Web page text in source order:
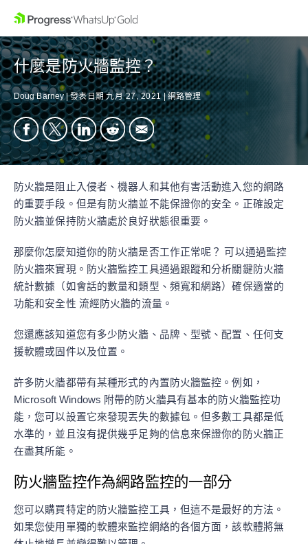
什麼是防火牆監控？
Doug Barney |發表日期 九月 27, 2021 |網路管理
防火牆是阻止入侵者、機器人和其他有害活動進入您的網路
的重要手段。但是有防火牆並不能保證你的安全。正確設定
防火牆並保持防火牆處於良好狀態很重要。
那麼你怎麼知道你的防火牆是否工作正常呢？ 可以通過監控
防火牆來實現。防火牆監控工具通過跟蹤和分析關鍵防火牆
統計數據（如會話的數量和類型、頻寬和網路）確保適當的
功能和安全性 流經防火牆的流量。
您還應該知道您有多少防火牆、品牌、型號、配置、任何支
援軟體或固件以及位置。
許多防火牆都帶有某種形式的內置防火牆監控。例如，
Microsoft Windows 附帶的防火牆具有基本的防火牆監控功
能，您可以設置它來發現丟失的數據包。但多數工具都是低
水準的，並且沒有提供幾乎足夠的信息來保證你的防火牆正
在盡其所能。
防火牆監控作為網路監控的一部分
您可以購買特定的防火牆監控工具，但這不是最好的方法。
如果您使用單獨的軟體來監控網絡的各個方面，該軟體將無